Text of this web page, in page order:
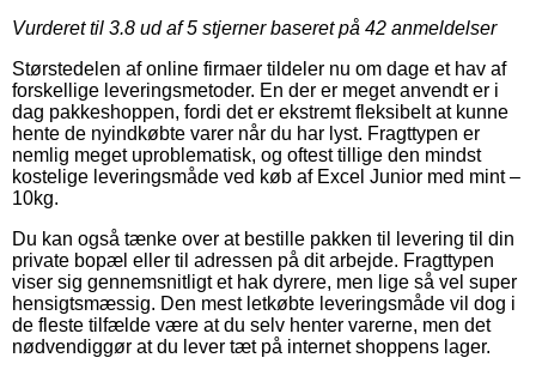
Vurderet til 3.8 ud af 5 stjerner baseret på 42 anmeldelser
Størstedelen af online firmaer tildeler nu om dage et hav af
forskellige leveringsmetoder. En der er meget anvendt er i
dag pakkeshoppen, fordi det er ekstremt fleksibelt at kunne
hente de nyindkøbte varer når du har lyst. Fragttypen er
nemlig meget uproblematisk, og oftest tillige den mindst
kostelige leveringsmåde ved køb af Excel Junior med mint –
10kg.
Du kan også tænke over at bestille pakken til levering til din
private bopæl eller til adressen på dit arbejde. Fragttypen
viser sig gennemsnitligt et hak dyrere, men lige så vel super
hensigtsmæssig. Den mest letkøbte leveringsmåde vil dog i
de fleste tilfælde være at du selv henter varerne, men det
nødvendiggør at du lever tæt på internet shoppens lager.